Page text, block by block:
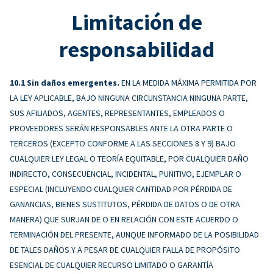
Limitación de
responsabilidad
Sin daños emergentes. EN LA MEDIDA MÁXIMA PERMITIDA POR
LA LEY APLICABLE, BAJO NINGUNA CIRCUNSTANCIA NINGUNA PARTE,
SUS AFILIADOS, AGENTES, REPRESENTANTES, EMPLEADOS O
PROVEEDORES SERÁN RESPONSABLES ANTE LA OTRA PARTE O
TERCEROS (EXCEPTO CONFORME A LAS SECCIONES 8 Y 9) BAJO
CUALQUIER LEY LEGAL O TEORÍA EQUITABLE, POR CUALQUIER DAÑO
INDIRECTO, CONSECUENCIAL, INCIDENTAL, PUNITIVO, EJEMPLAR O
ESPECIAL (INCLUYENDO CUALQUIER CANTIDAD POR PÉRDIDA DE
GANANCIAS, BIENES SUSTITUTOS, PÉRDIDA DE DATOS O DE OTRA
MANERA) QUE SURJAN DE O EN RELACIÓN CON ESTE ACUERDO O
TERMINACIÓN DEL PRESENTE, AUNQUE INFORMADO DE LA POSIBILIDAD
DE TALES DAÑOS Y A PESAR DE CUALQUIER FALLA DE PROPÓSITO
ESENCIAL DE CUALQUIER RECURSO LIMITADO O GARANTÍA